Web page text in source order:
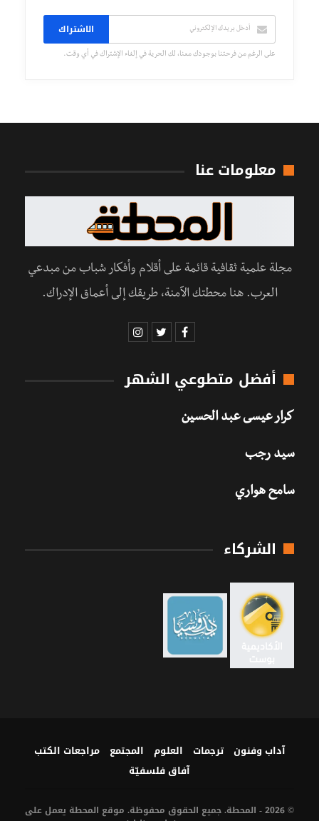
الاشتراك
على الرغم من فرحتنا بوجودك معنا، لك الحرية في إلغاء الإشتراك في أي وقت.
معلومات عنا
مجلة علمية ثقافية قائمة على أقلام وأفكار شباب من مبدعي
العرب. هنا محطتك الآمنة، طريقك إلى أعماق الإدراك.
أفضل متطوعي الشهر
كرار عيسى عبد الحسين
سيد رجب
سامح هواري
الشركاء
آداب وفنون ترجمات العلوم المجتمع
مراجعات الكتب
آفاق فلسفيّة‎
© 2026 - المحطة. جميع الحقوق محفوظة. موقع المحطة يعمل على